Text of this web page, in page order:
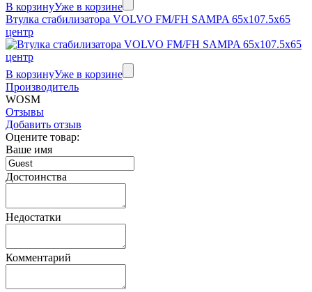
В корзинуУже в корзине
Втулка стабилизатора VOLVO FM/FH SAMPA 65x107.5x65
центр
В корзинуУже в корзине
Производитель
WOSM
Отзывы
Добавить отзыв
Оцените товар:
Ваше имя
Достоинства
Недостатки
Комментарий